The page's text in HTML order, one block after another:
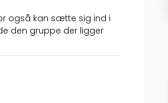
også kan sætte sig ind i
den gruppe der ligger